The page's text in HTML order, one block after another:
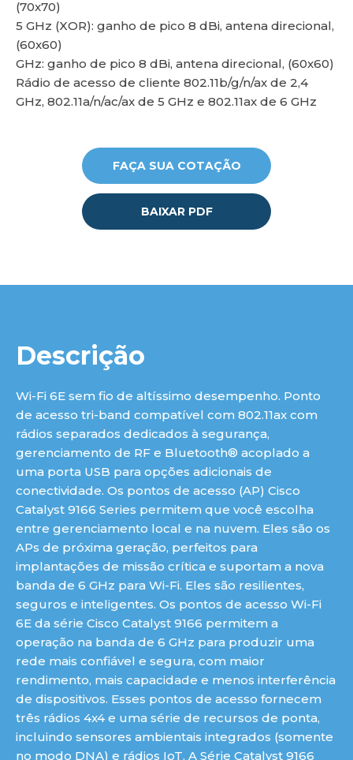
(70x70)
5 GHz (XOR): ganho de pico 8 dBi, antena direcional,
(60x60)
GHz: ganho de pico 8 dBi, antena direcional, (60x60)
Rádio de acesso de cliente 802.11b/g/n/ax de 2,4
GHz, 802.11a/n/ac/ax de 5 GHz e 802.11ax de 6 GHz
FAÇA SUA COTAÇÃO
BAIXAR PDF
Descrição
Wi-Fi 6E sem fio de altíssimo desempenho. Ponto
de acesso tri-band compatível com 802.11ax com
rádios separados dedicados à segurança,
gerenciamento de RF e Bluetooth® acoplado a
uma porta USB para opções adicionais de
conectividade. Os pontos de acesso (AP) Cisco
Catalyst 9166 Series permitem que você escolha
entre gerenciamento local e na nuvem. Eles são os
APs de próxima geração, perfeitos para
implantações de missão crítica e suportam a nova
banda de 6 GHz para Wi-Fi. Eles são resilientes,
seguros e inteligentes. Os pontos de acesso Wi-Fi
6E da série Cisco Catalyst 9166 permitem a
operação na banda de 6 GHz para produzir uma
rede mais confiável e segura, com maior
rendimento, mais capacidade e menos interferência
de dispositivos. Esses pontos de acesso fornecem
três rádios 4x4 e uma série de recursos de ponta,
incluindo sensores ambientais integrados (somente
no modo DNA) e rádios IoT. A Série Catalyst 9166